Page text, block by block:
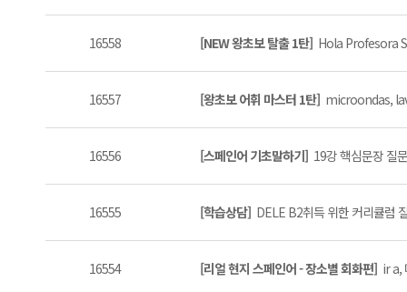
16558 [NEW 왕초보 탈출 1탄] Hola Profesora
16557 [왕초보 어휘 마스터 1탄] microondas,
16556 [스페인어 기초말하기] 19강 핵심문장 질
16555 [학습상담] DELE B2취득 위한 커리큘럼
16554 [리얼 현지 스페인어 - 장소별 회화편] ir a,